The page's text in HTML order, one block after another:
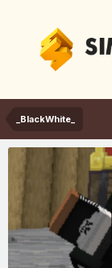
_BlackWhite_